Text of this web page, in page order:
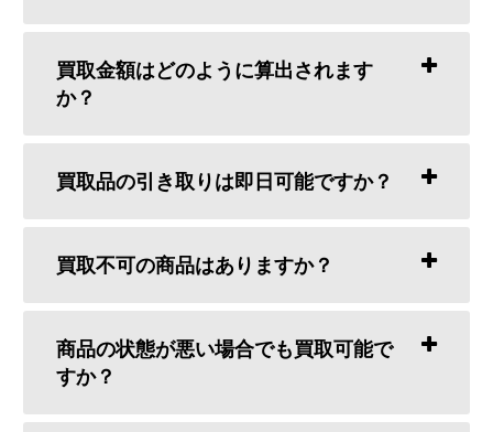
買取金額はどのように算出されます
か？
買取品の引き取りは即日可能ですか？
買取不可の商品はありますか？
商品の状態が悪い場合でも買取可能で
すか？